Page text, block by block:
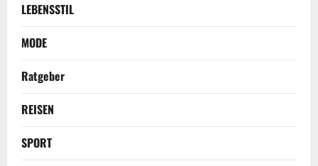
LEBENSSTIL
MODE
Ratgeber
REISEN
SPORT